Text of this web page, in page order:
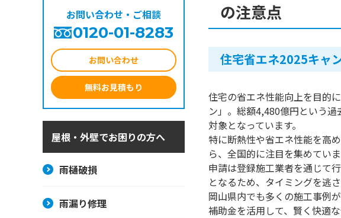
お問い合わせ・ご相談
0120-01-8283
お問い合わせ
無料お見積もり
屋根・外壁でお困りの方へ
雨樋破損
雨漏り修理
の注意点
住宅省エネ2025キャ
住宅の省エネ性能向上を目的
ン」。総額4,480億円という
対象となっています。
特に断熱性や省エネ性能を高
ら、全国的に注目を集めていま
申請は登録施工業者を通じて
となるため、タイミングを逃
岡山県内でも多くの施工事例
補助金を活用して、賢く快適